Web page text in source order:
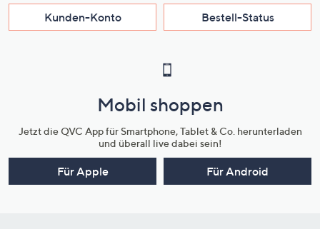
Kunden-Konto Bestell-Status
Mobil shoppen
Jetzt die QVC App für Smartphone, Tablet & Co. herunterladen
und überall live dabei sein!
Für Apple Für Android